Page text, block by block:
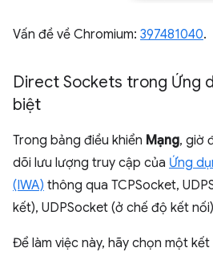
Vấn đề về Chromium: 397481040.
Direct Sockets trong Ứng
biệt
Trong bảng điều khiển Mạng, giờ
dõi lưu lượng truy cập của Ứng
(IWA) thông qua TCPSocket,
kết), UDPSocket (ở chế độ kết
Để làm việc này, hãy chọn một kết